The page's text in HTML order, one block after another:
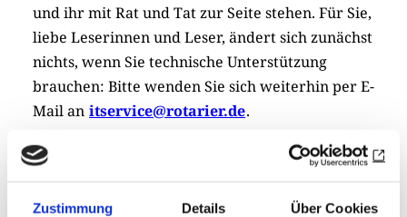
Zustimmung Details Über Cookies
und ihr mit Rat und Tat zur Seite stehen. Für Sie,
liebe Leserinnen und Leser, ändert sich zunächst
nichts, wenn Sie technische Unterstützung
brauchen: Bitte wenden Sie sich weiterhin per E-
Mail an itservice@rotarier.de.
0